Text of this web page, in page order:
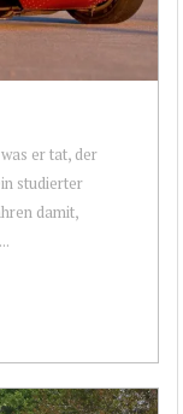
er tat, der
studierter
damit,